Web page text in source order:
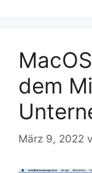
dem
März 9, 2022